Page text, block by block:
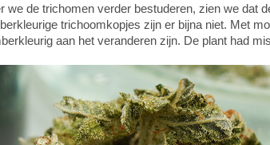
we de trichomen verder bestuderen, zien we dat
trichoomkopjes zijn er bijna niet. Met
aan het veranderen zijn. De plant had